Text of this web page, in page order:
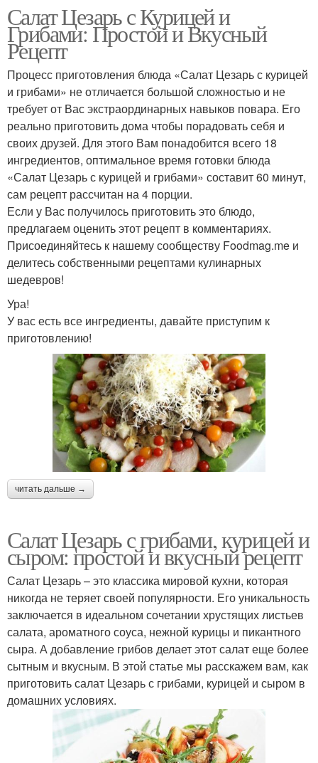
Салат Цезарь с Курицей и
Грибами: Простой и Вкусный
Рецепт
Процесс приготовления блюда «Салат Цезарь с курицей
и грибами» не отличается большой сложностью и не
требует от Вас экстраординарных навыков повара. Его
реально приготовить дома чтобы порадовать себя и
своих друзей. Для этого Вам понадобится всего 18
ингредиентов, оптимальное время готовки блюда
«Салат Цезарь с курицей и грибами» составит 60 минут,
сам рецепт рассчитан на 4 порции.
Если у Вас получилось приготовить это блюдо,
предлагаем оценить этот рецепт в комментариях.
Присоединяйтесь к нашему сообществу Foodmag.me и
делитесь собственными рецептами кулинарных
шедевров!
Ура!
У вас есть все ингредиенты, давайте приступим к
приготовлению!
читать дальше →
Салат Цезарь с грибами, курицей и
сыром: простой и вкусный рецепт
Салат Цезарь – это классика мировой кухни, которая
никогда не теряет своей популярности. Его уникальность
заключается в идеальном сочетании хрустящих листьев
салата, ароматного соуса, нежной курицы и пикантного
сыра. А добавление грибов делает этот салат еще более
сытным и вкусным. В этой статье мы расскажем вам, как
приготовить салат Цезарь с грибами, курицей и сыром в
домашних условиях.